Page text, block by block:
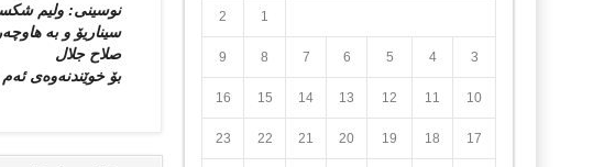
نوسینی: ولیم
سیناریۆ و به‌
صلاح جلال
بۆ خوێندنه‌وه‌ی
1
2
3
4
5
6
7
8
9
10
11
12
13
14
15
16
17
18
19
20
21
22
23